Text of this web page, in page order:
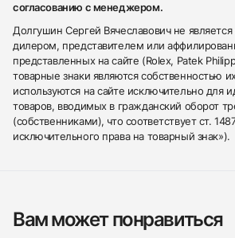
согласованию с менеджером.
Долгушин Сергей Вячеславович не
дилером, представителем или
представленных на сайте (Rolex, Patek
товарные знаки являются собственностью
используются на сайте исключительно для
товаров, вводимых в гражданский оборот
(собственниками), что соответствует ст.
исключительного права на товарный знак»).
Вам может понравиться